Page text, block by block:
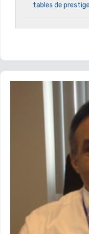
tables de prestige